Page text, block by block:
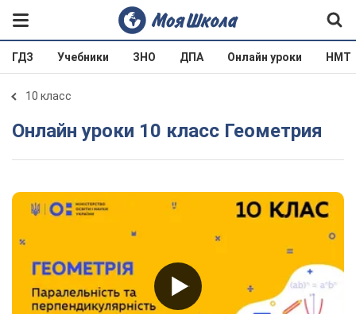
ГДЗ Учебники ЗНО ДПА Онлайн уроки НМТ
10 класс
Онлайн уроки 10 класс Геометрия